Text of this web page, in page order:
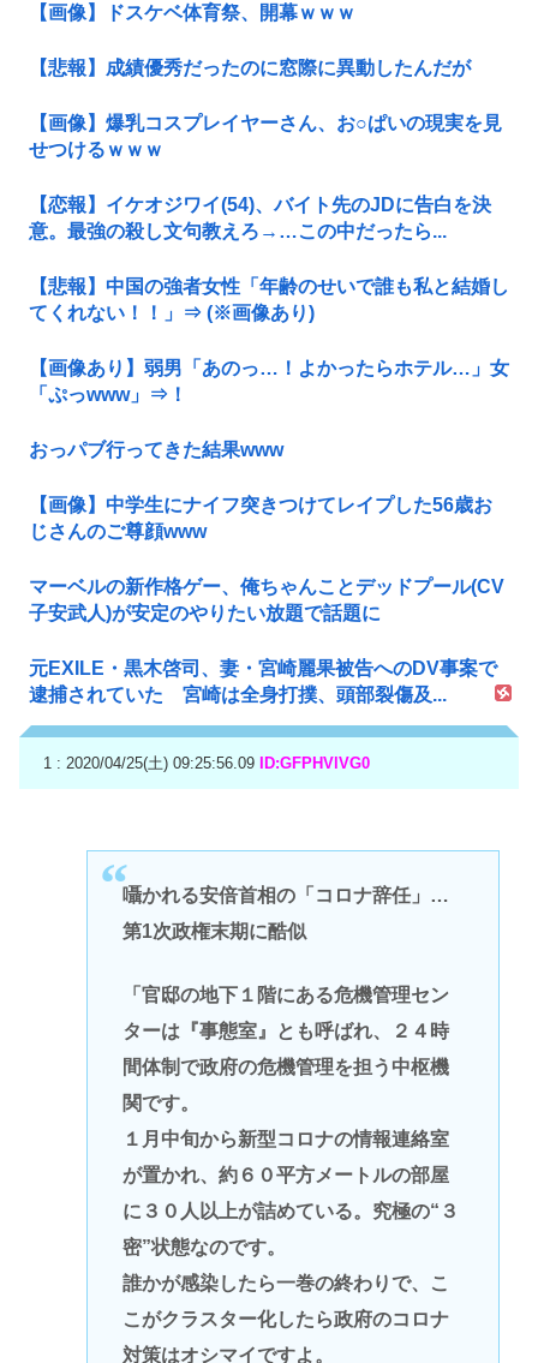
【画像】ドスケベ体育祭、開幕ｗｗｗ
【悲報】成績優秀だったのに窓際に異動したんだが
【画像】爆乳コスプレイヤーさん、お○ぱいの現実を見
せつけるｗｗｗ
【恋報】イケオジワイ(54)、バイト先のJDに告白を決
意。最強の殺し文句教えろ→…この中だったら...
【悲報】中国の強者女性「年齢のせいで誰も私と結婚し
てくれない！！」⇒ (※画像あり)
【画像あり】弱男「あのっ…！よかったらホテル…」女
「ぷっwww」⇒！
おっパブ行ってきた結果www
【画像】中学生にナイフ突きつけてレイプした56歳お
じさんのご尊顔www
マーベルの新作格ゲー、俺ちゃんことデッドプール(CV
子安武人)が安定のやりたい放題で話題に
元EXILE・黒木啓司、妻・宮崎麗果被告へのDV事案で
逮捕されていた 宮崎は全身打撲、頭部裂傷及...
1 : 2020/04/25(土) 09:25:56.09 ID:GFPHVlVG0
囁かれる安倍首相の「コロナ辞任」…
第1次政権末期に酷似
「官邸の地下１階にある危機管理セン
ターは『事態室』とも呼ばれ、２４時
間体制で政府の危機管理を担う中枢機
関です。
１月中旬から新型コロナの情報連絡室
が置かれ、約６０平方メートルの部屋
に３０人以上が詰めている。究極の“３
密”状態なのです。
誰かが感染したら一巻の終わりで、こ
こがクラスター化したら政府のコロナ
対策はオシマイですよ。